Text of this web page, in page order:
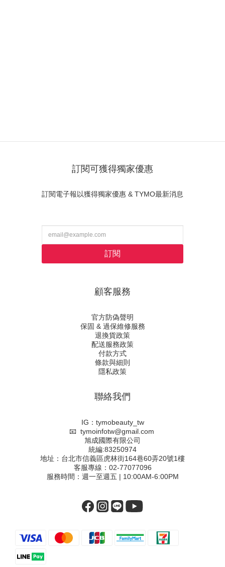
訂閱可獲得獨家優惠
訂閱電子報以獲得獨家優惠 & TYMO最新消息
訂閱
顧客服務
官方防偽聲明
保固 & 過保維修服務
退換貨政策
配送服務政策
付款方式
條款與細則
隱私政策
聯絡我們
IG：tymobeauty_tw
📧 tymoinfotw@gmail.com
旭成國際有限公司
統編:83250974
地址：台北市信義區虎林街164巷60弄20號1樓
客服專線：02-77077096
服務時間：週一至週五 | 10:00AM-6:00PM